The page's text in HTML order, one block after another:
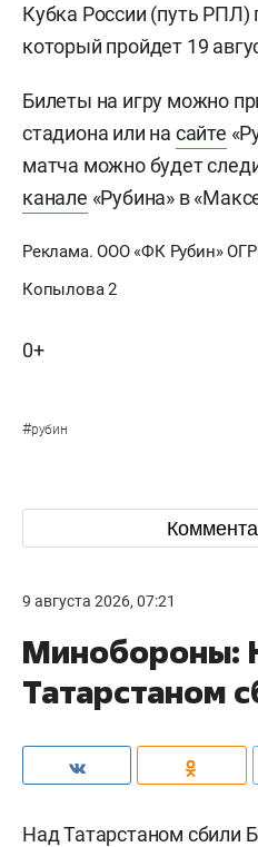
Кубка России (путь РПЛ)
который пройдет 19
Билеты на игру можно
стадиона или на сайте
матча можно будет
канале «Рубина» в
Реклама. ООО «ФК Рубин»
Копылова 2
0+
#рубин
9 августа 2026, 07:21
Минобороны:
Татарстаном
Над Татарстаном сбили